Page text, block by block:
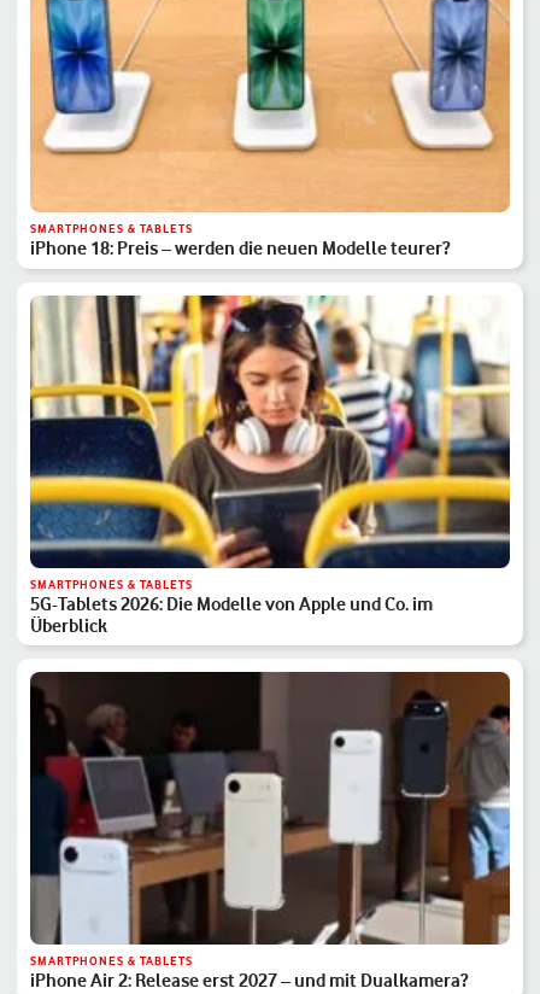
SMARTPHONES & TABLETS
iPhone 18: Preis – werden die neuen Modelle teurer?
SMARTPHONES & TABLETS
5G-Tablets 2026: Die Modelle von Apple und Co. im
Überblick
SMARTPHONES & TABLETS
iPhone Air 2: Release erst 2027 – und mit Dualkamera?